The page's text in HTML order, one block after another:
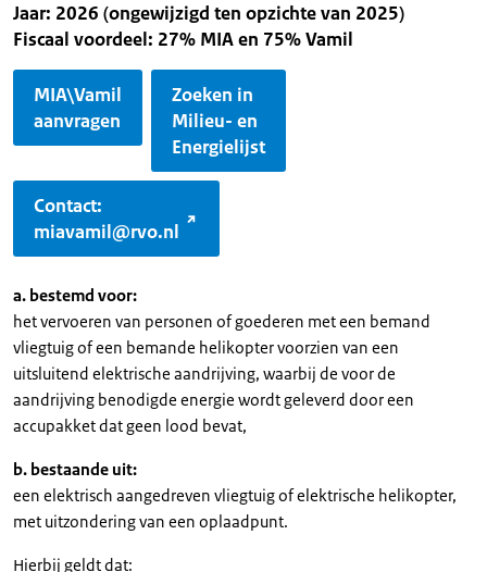
Jaar: 2026 (ongewijzigd ten opzichte van 2025)
Fiscaal voordeel: 27% MIA en 75% Vamil
MIA\Vamil
aanvragen
Zoeken in
Milieu- en
Energielijst
Contact:
miavamil@rvo.nl
a. bestemd voor:
het vervoeren van personen of goederen met een bemand
vliegtuig of een bemande helikopter voorzien van een
uitsluitend elektrische aandrijving, waarbij de voor de
aandrijving benodigde energie wordt geleverd door een
accupakket dat geen lood bevat,
b. bestaande uit:
een elektrisch aangedreven vliegtuig of elektrische helikopter,
met uitzondering van een oplaadpunt.
Hierbij geldt dat: